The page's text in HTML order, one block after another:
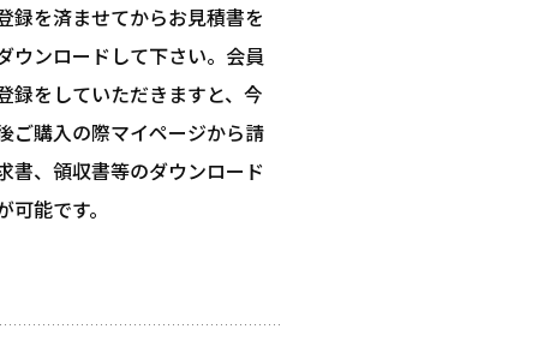
録を済ませてからお見積書を
ウンロードして下さい。会員
録をしていただきますと、今
ご購入の際マイページから請
書、領収書等のダウンロード
可能です。